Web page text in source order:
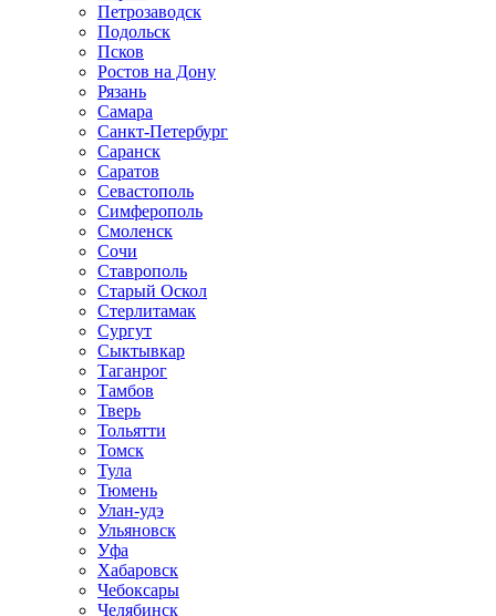
Петрозаводск
Подольск
Псков
Ростов на Дону
Рязань
Самара
Санкт-Петербург
Саранск
Саратов
Севастополь
Симферополь
Смоленск
Сочи
Ставрополь
Старый Оскол
Стерлитамак
Сургут
Сыктывкар
Таганрог
Тамбов
Тверь
Тольятти
Томск
Тула
Тюмень
Улан-удэ
Ульяновск
Уфа
Хабаровск
Чебоксары
Челябинск